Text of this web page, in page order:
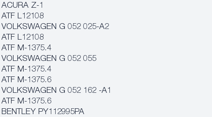
ACURA Z-1
ATF L12108
VOLKSWAGEN G 052 025-A2
ATF L12108
ATF M‐1375.4
VOLKSWAGEN G 052 055
ATF M‐1375.4
ATF M‐1375.6
VOLKSWAGEN G 052 162 -A1
ATF M‐1375.6
BENTLEY PY112995PA